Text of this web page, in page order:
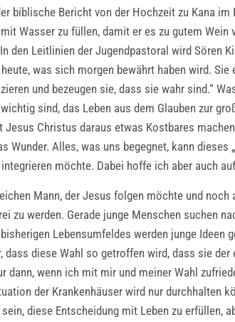
biblische Bericht von der Hochzeit zu Kana
Wasser zu füllen, damit er es zu gutem
den Leitlinien der Jugendpastoral wird Sören
was sich morgen bewährt haben wird.
und bezeugen sie, dass sie wahr sind.“
sind, das Leben aus dem Glauben zur
Christus daraus etwas Kostbares
Wunder. Alles, was uns begegnet, kann
möchte. Dabei hoffe ich aber auch
Mann, der Jesus folgen möchte und
zu werden. Gerade junge Menschen suchen
Lebensumfeldes werden junge
dass diese Wahl so getroffen wird, dass sie
dann, wenn ich mit mir und meiner Wahl
der Krankenhäuser wird nur durchhalten
diese Entscheidung mit Leben zu erfüllen,